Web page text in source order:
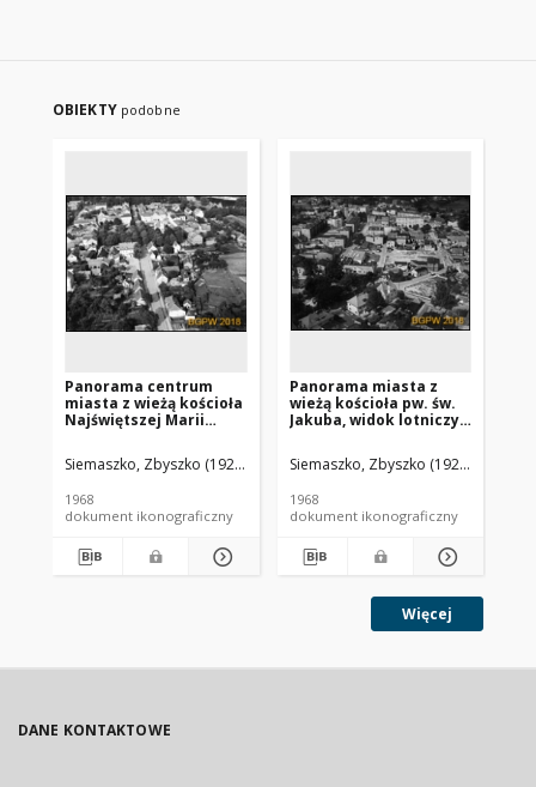
OBIEKTY podobne
Panorama centrum
miasta z wieżą kościoła
Najświętszej Marii
widok lotniczy od
strony zachodniej w
Dolny
Siemaszko, Zbyszko (1925-2015).
1968
dokument ikonograficzny
Panorama miasta z
wieżą kościoła pw. św.
Jakuba, widok lotniczy
Człuchów
Siemaszko, Zbyszko (1925-2015).
1968
dokument ikonograficzny
Więcej
DANE KONTAKTOWE